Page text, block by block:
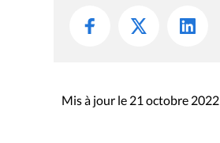
Mis à jour le 21 octobre 2022